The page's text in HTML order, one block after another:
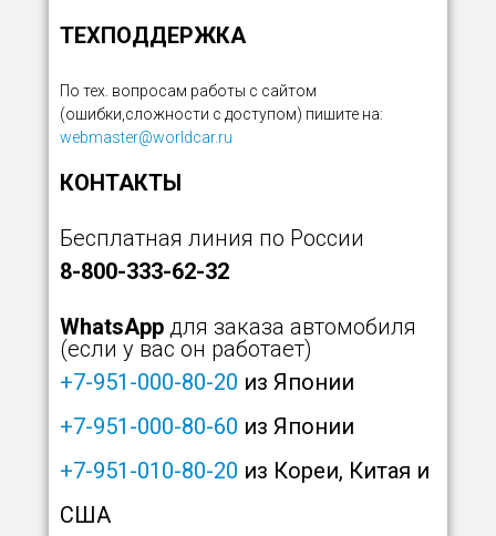
ТЕХПОДДЕРЖКА
По тех. вопросам работы с сайтом
(ошибки,сложности с доступом) пишите на:
webmaster@worldcar.ru
КОНТАКТЫ
Бесплатная линия по России
8-800-333-62-32
WhatsApp для заказа автомобиля
(если у вас он работает)
+7-951-000-80-20 из Японии
+7-951-000-80-60 из Японии
+7-951-010-80-20 из Кореи, Китая и
США